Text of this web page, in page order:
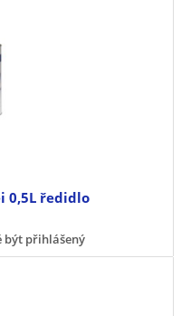
0,5L ředidlo
být přihlášený